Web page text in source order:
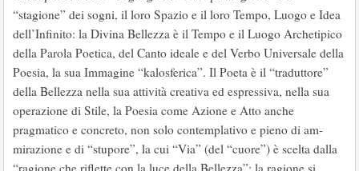
“stagione” dei sogni, il loro Spazio e il loro Tempo, Luogo e Idea
dell’Infinito: la Divina Bellezza è il Tempo e il Luogo Archetipico
della Parola Poetica, del Canto ideale e del Verbo Universale della
Poesia, la sua Immagine “kalosferica”. Il Poeta è il “traduttore”
della Bellezza nella sua attività creativa ed espressiva, nella sua
operazione di Stile, la Poesia come Azione e Atto anche
pragmatico e concreto, non solo contemplativo e pieno di am-
mirazione e di “stupore”, la cui “Via” (del “cuore”) è scelta dalla
“ragione che riflette con la luce della Bellezza”: la ragione si